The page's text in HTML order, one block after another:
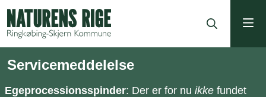
Servicemeddelelse
Egeprocessionsspinder: Der er for nu ikke fundet